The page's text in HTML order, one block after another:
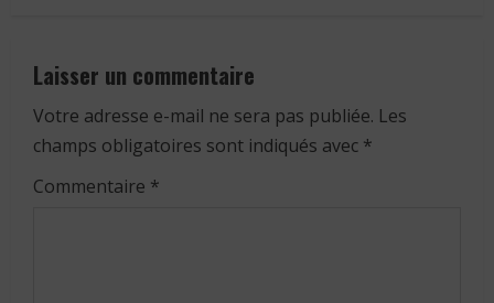
u
e
R
e
Laisser un commentaire
Votre adresse e-mail ne sera pas publiée. Les
champs obligatoires sont indiqués avec *
Commentaire *